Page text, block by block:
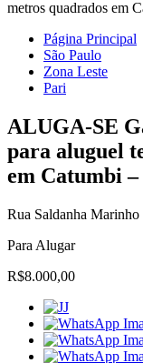
Página Principal
São Paulo
Zona Leste
Pari
ALUGA-SE
para aluguel
em Catumbi –
Rua Saldanha
Para Alugar
R$8.000,00